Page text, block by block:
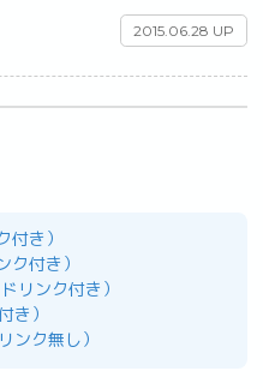
2015.06.28 UP
き）
付き）
リンク付き）
き）
ンク無し）